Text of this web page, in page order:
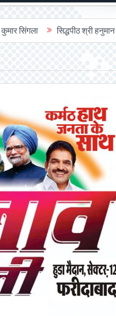
सिद्धपीठ श्री हनुमान मंदिर का